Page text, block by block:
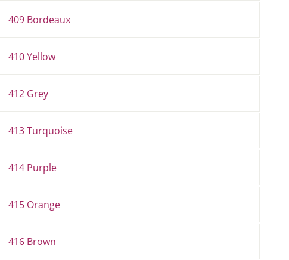
409 Bordeaux
410 Yellow
412 Grey
413 Turquoise
414 Purple
415 Orange
416 Brown